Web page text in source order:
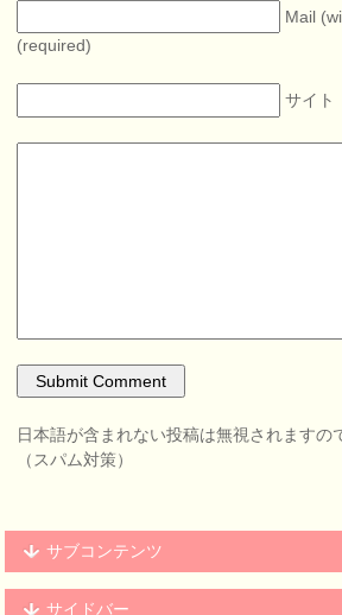
Mail
(required)
サイト
日本語が含まれない投稿は無視されますの
（スパム対策）
サブコンテンツ
サイドバー